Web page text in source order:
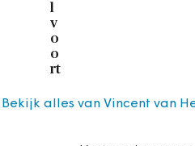
l
v
o
o
rt
Bekijk alles van Vincent van